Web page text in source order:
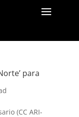
para
(CC ARI-